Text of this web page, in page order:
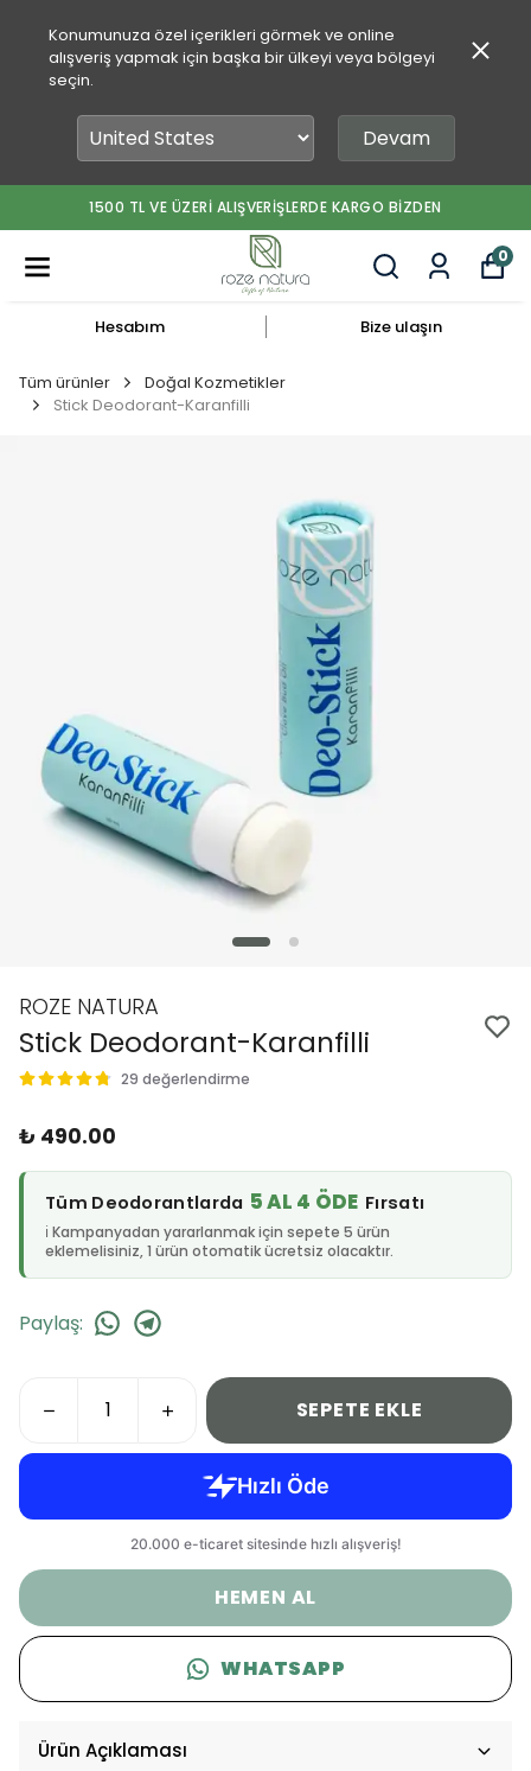
Konumunuza özel içerikleri görmek ve online
alışveriş yapmak için başka bir ülkeyi veya bölgeyi
seçin.
Devam
1500 TL VE ÜZERİ ALIŞVERİŞLERDE KARGO BİZDEN
0
Hesabım Bize ulaşın
Tüm ürünler
Doğal Kozmetikler
Stick Deodorant-Karanfilli
ROZE NATURA
Stick Deodorant-Karanfilli
29 değerlendirme
₺ 490.00
Tüm Deodorantlarda 5 AL 4 ÖDE Fırsatı
ℹ️ Kampanyadan yararlanmak için sepete 5 ürün
eklemelisiniz, 1 ürün otomatik ücretsiz olacaktır.
Paylaş:
SEPETE EKLE
HEMEN AL
WHATSAPP
Ürün Açıklaması